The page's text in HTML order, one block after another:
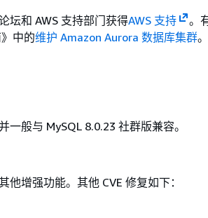
坛和 AWS 支持部门获得AWS 支持
。
中的维护 Amazon Aurora 数据库集群。
般与 MySQL 8.0.23 社群版兼容。
增强功能。其他 CVE 修复如下：